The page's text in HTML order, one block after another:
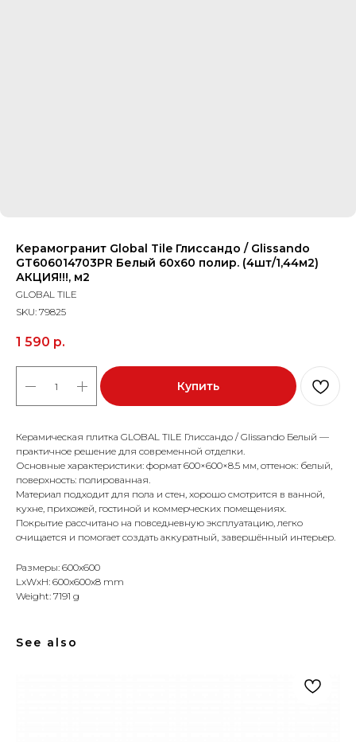
Kерамогранит Global Tile Глиссандо / Glissando
GT606014703PR Белый 60x60 полир. (4шт/1,44м2)
АКЦИЯ!!!, м2
GLOBAL TILE
SKU: 79825
1 590 р.
Купить
Керамическая плитка GLOBAL TILE Глиссандо / Glissando Белый —
практичное решение для современной отделки.
Основные характеристики: формат 600×600×8.5 мм, оттенок: белый,
поверхность: полированная.
Материал подходит для пола и стен, хорошо смотрится в ванной,
кухне, прихожей, гостиной и коммерческих помещениях.
Покрытие рассчитано на повседневную эксплуатацию, легко
очищается и помогает создать аккуратный, завершённый интерьер.
Размеры: 600x600
LxWxH: 600x600x8 mm
Weight: 7191 g
See also